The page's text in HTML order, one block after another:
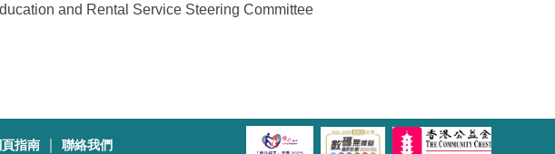
and Rental Service Steering Committee
指南 ｜聯絡我們